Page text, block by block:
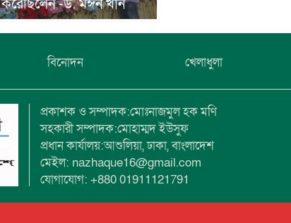
করেছিলেন -ড. মঈন খান
বিনোদন খেলাধুলা
প্রকাশক ও সম্পাদক:মোঃনাজমুল হক মণি
সহকারী সম্পাদক:মোহাম্মদ ইউসুফ
প্রধান কার্যালয়:আশুলিয়া, ঢাকা, বাংলাদেশ
মেইল: nazhaque16@gmail.com
যোগাযোগ: +880 01911121791